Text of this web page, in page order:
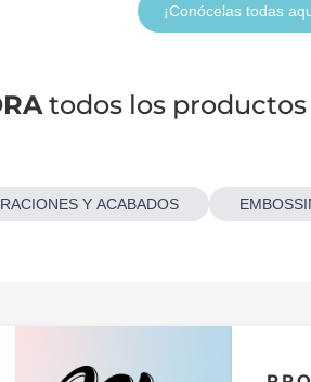
¡Conócelas todas
todos los
Y ACABADOS